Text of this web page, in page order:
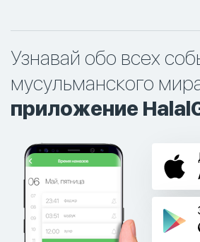
Узнавай обо всех
мусульманского
приложение